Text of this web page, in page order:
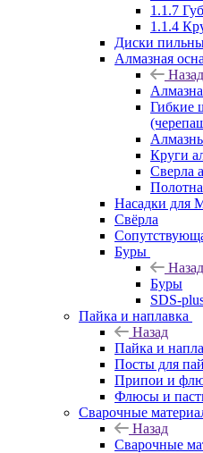
1.1.7
1.1.4
Диски
Алмазная
Назад
Гибкие
Круги
Сверла
Насадки для
Свёрла
Буры
Назад
Буры
SDS-
Пайка и наплавка
Назад
Пайка и
Посты для
Припои и
Флюсы и
Сварочные
Назад
Сварочные